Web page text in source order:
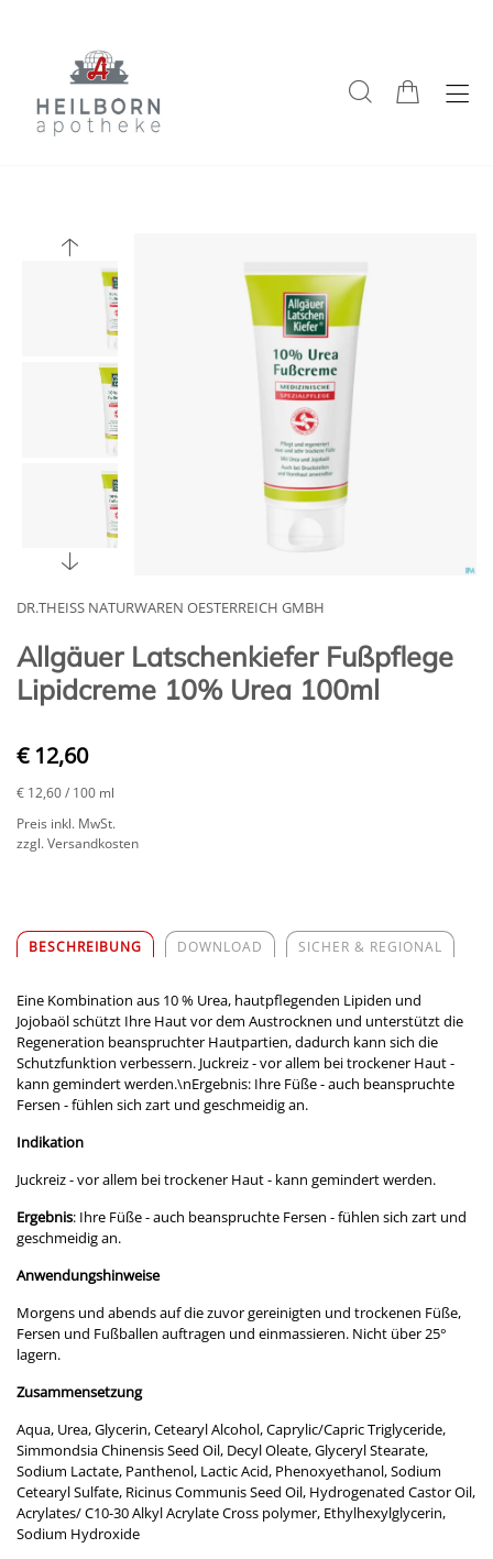
DR.THEISS NATURWAREN OESTERREICH GMBH
Allgäuer Latschenkiefer Fußpflege
Lipidcreme 10% Urea 100ml
€ 12,60
€ 12,60/ 100 ml
Preis inkl. MwSt.
zzgl. Versandkosten
BESCHREIBUNG DOWNLOAD SICHER & REGIONAL
Eine Kombination aus 10 % Urea, hautpflegenden Lipiden und
Jojobaöl schützt Ihre Haut vor dem Austrocknen und unterstützt die
Regeneration beanspruchter Hautpartien, dadurch kann sich die
Schutzfunktion verbessern. Juckreiz - vor allem bei trockener Haut -
kann gemindert werden.\nErgebnis: Ihre Füße - auch beanspruchte
Fersen - fühlen sich zart und geschmeidig an.
Indikation
Juckreiz - vor allem bei trockener Haut - kann gemindert werden.
Ergebnis: Ihre Füße - auch beanspruchte Fersen - fühlen sich zart und
geschmeidig an.
Anwendungshinweise
Morgens und abends auf die zuvor gereinigten und trockenen Füße,
Fersen und Fußballen auftragen und einmassieren. Nicht über 25°
lagern.
Zusammensetzung
Aqua, Urea, Glycerin, Cetearyl Alcohol, Caprylic/Capric Triglyceride,
Simmondsia Chinensis Seed Oil, Decyl Oleate, Glyceryl Stearate,
Sodium Lactate, Panthenol, Lactic Acid, Phenoxyethanol, Sodium
Cetearyl Sulfate, Ricinus Communis Seed Oil, Hydrogenated Castor Oil,
Acrylates/ C10-30 Alkyl Acrylate Cross polymer, Ethylhexylglycerin,
Sodium Hydroxide